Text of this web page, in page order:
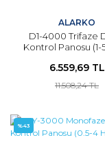
ALARKO
D1-4000 Trifaze
Kontrol Panosu (1-
6.559,69 TL
11.508,24 TL
%43